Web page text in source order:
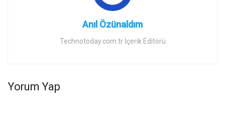
Anıl Özünaldım
Technotoday.com.tr İçerik Editörü
Yorum Yap